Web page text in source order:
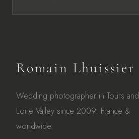
Romain Lhuissier
Wedding photographer in Tours and
Loire Valley since 2009. France &
worldwide.